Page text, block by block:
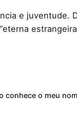
e juventude.
conhece o meu